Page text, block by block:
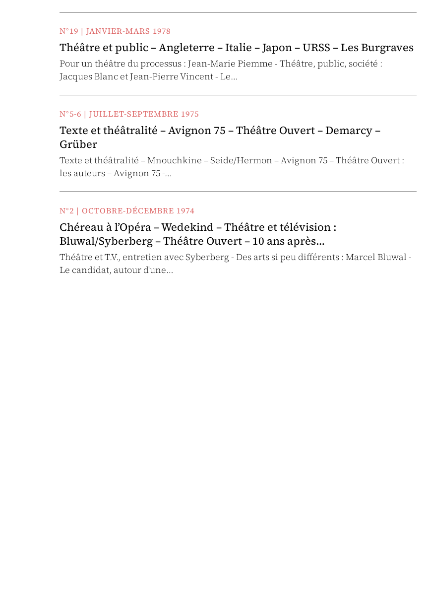
N°19 | JANVIER-MARS 1978
Théâtre et public – Angleterre – Italie – Japon – URSS – Les Burgraves
Pour un théâtre du processus : Jean-Marie Piemme - Théâtre, public, société :
Jacques Blanc et Jean-Pierre Vincent - Le…
N°5-6 | JUILLET-SEPTEMBRE 1975
Texte et théâtralité – Avignon 75 – Théâtre Ouvert – Demarcy –
Grüber
Texte et théâtralité – Mnouchkine – Seide/Hermon – Avignon 75 – Théâtre Ouvert :
les auteurs – Avignon 75 -…
N°2 | OCTOBRE-DÉCEMBRE 1974
Chéreau à l’Opéra – Wedekind – Théâtre et télévision :
Bluwal/Syberberg – Théâtre Ouvert – 10 ans après…
Théâtre et T.V., entretien avec Syberberg - Des arts si peu différents : Marcel Bluwal -
Le candidat, autour d'une…